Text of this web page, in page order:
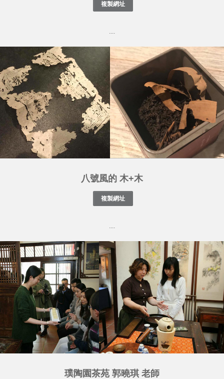
....
八號風的 木+木
....
璞陶園茶苑 郭曉琪 老師